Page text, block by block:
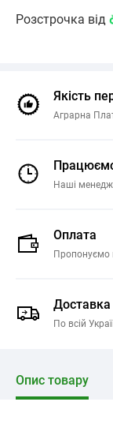
Розстрочка від
Якість
Аграрна
Наші
Оплата
Пропонуємо
Доставка
По всій
Опис товару